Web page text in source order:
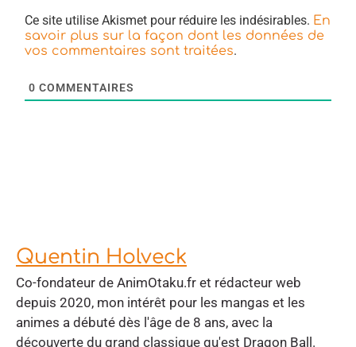
Ce site utilise Akismet pour réduire les indésirables. En
savoir plus sur la façon dont les données de
vos commentaires sont traitées.
0 COMMENTAIRES
Quentin Holveck
Co-fondateur de AnimOtaku.fr et rédacteur web
depuis 2020, mon intérêt pour les mangas et les
animes a débuté dès l'âge de 8 ans, avec la
découverte du grand classique qu'est Dragon Ball.